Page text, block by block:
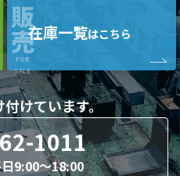
販
売
FOR
SALE
在庫一覧はこちら
付けています。
1011
9:00〜18:00